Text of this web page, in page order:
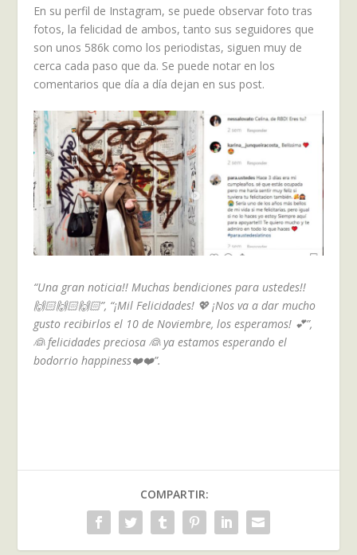
En su perfil de Instagram, se puede observar foto tras
fotos, la felicidad de ambos, tanto sus seguidores que
son unos 586k como los periodistas, siguen muy de
cerca cada paso que da. Se puede notar en los
comentarios que día a día dejan en sus post.
“Una gran noticia!! Muchas bendiciones para ustedes!!
🙌🏻🙌🏻🙌🏻”, “¡Mil Felicidades! 💖 ¡Nos va a dar mucho
gusto recibirlos el 10 de Noviembre, los esperamos! 💕”,
👰 felicidades preciosa 👰 ya estamos esperando el
bodorrio happiness❤️❤️”.
COMPARTIR: